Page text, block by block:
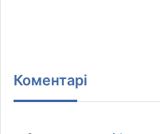
Коментарі